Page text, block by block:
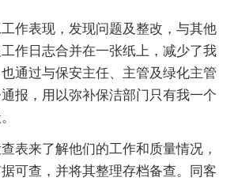
表现，发现问题及整改，与其他
作日志合并在一张纸上，减少了我
通过与保安主任、主管及绿化主管
报，用以弥补保洁部门只有我一个
来了解他们的工作和质量情况，
可查，并将其整理存档备查。同客